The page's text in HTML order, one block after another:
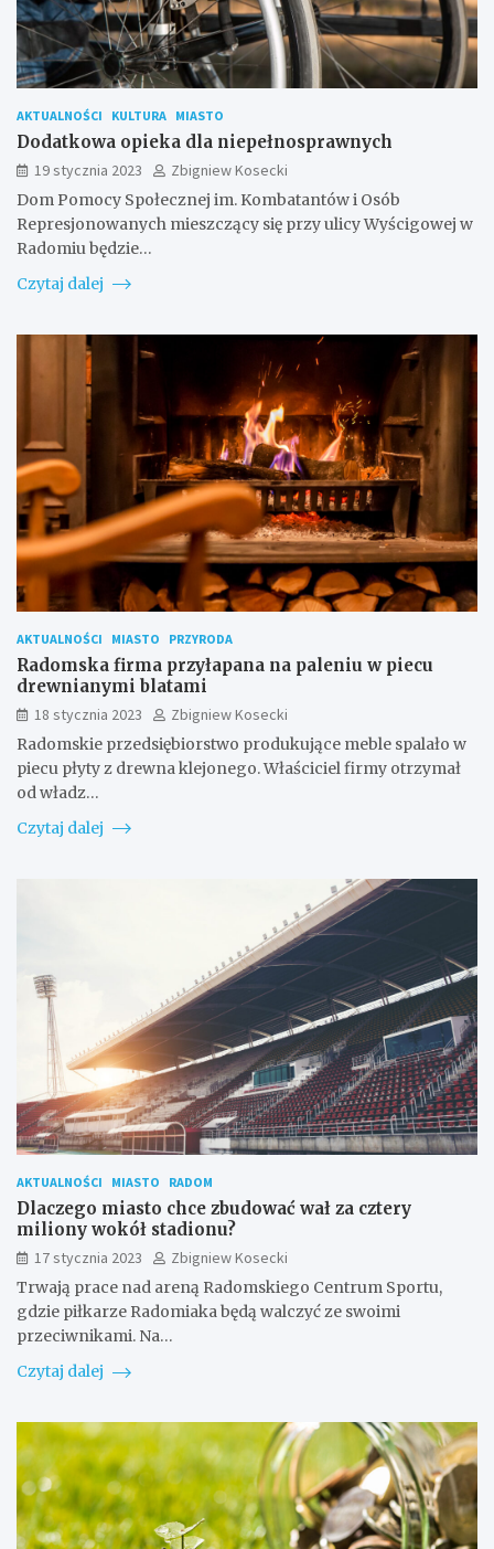
AKTUALNOŚCI KULTURA MIASTO
Dodatkowa opieka dla niepełnosprawnych
19 stycznia 2023
Zbigniew Kosecki
Dom Pomocy Społecznej im. Kombatantów i Osób
Represjonowanych mieszczący się przy ulicy Wyścigowej w
Radomiu będzie…
Czytaj dalej
AKTUALNOŚCI MIASTO PRZYRODA
Radomska firma przyłapana na paleniu w piecu
drewnianymi blatami
18 stycznia 2023
Zbigniew Kosecki
Radomskie przedsiębiorstwo produkujące meble spalało w
piecu płyty z drewna klejonego. Właściciel firmy otrzymał
od władz…
Czytaj dalej
AKTUALNOŚCI MIASTO RADOM
Dlaczego miasto chce zbudować wał za cztery
miliony wokół stadionu?
17 stycznia 2023
Zbigniew Kosecki
Trwają prace nad areną Radomskiego Centrum Sportu,
gdzie piłkarze Radomiaka będą walczyć ze swoimi
przeciwnikami. Na…
Czytaj dalej